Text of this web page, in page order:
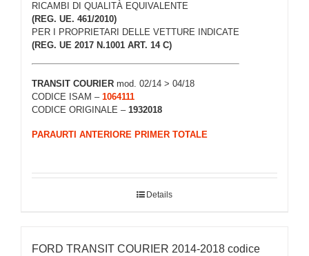
RICAMBI DI QUALITÀ EQUIVALENTE
(REG. UE. 461/2010)
PER I PROPRIETARI DELLE VETTURE INDICATE
(REG. UE 2017 N.1001 ART. 14 C)
TRANSIT COURIER mod. 02/14 > 04/18
CODICE ISAM – 1064111
CODICE ORIGINALE – 1932018
PARAURTI ANTERIORE PRIMER TOTALE
Details
FORD TRANSIT COURIER 2014-2018 codice